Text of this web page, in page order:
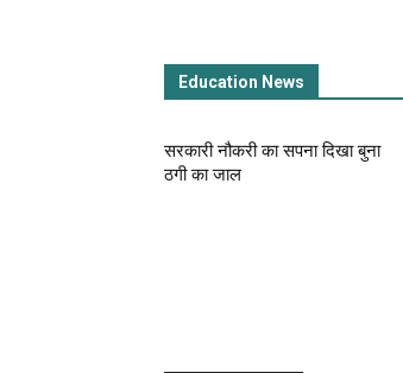
Education News
सरकारी नौकरी का सपना दिखा बुना
ठगी का जाल